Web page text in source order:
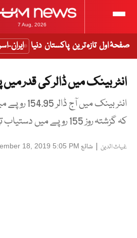
7 Aug, 2026
صفحۂ اول تازہ ترین پاکستان دنیا ایران-
انٹر بینک میں ڈالر کی قدر
انٹر بینک میں
کہ گزشتہ روز 155 روپے میں دستیاب تھا
غیاث الدین | شائع 18, 2019 5:05 PM